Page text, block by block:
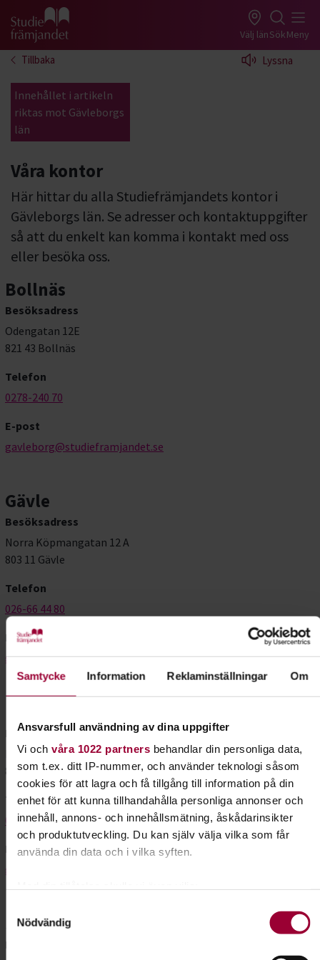
Samtycke Information Reklaminställningar Om
Ansvarsfull användning av dina uppgifter
Vi och våra 1022 partnersbehandlar din personliga data,
som t.ex. ditt IP-nummer, och använder teknologi såsom
cookies för att lagra och få tillgång till information på din
enhet för att kunna tillhandahålla personliga annonser och
innehåll, annons- och innehållsmätning, åskådarinsikter
och produktutveckling. Du kan själv välja vilka som får
använda din data och i vilka syften.
kan ha en noggrannhet på upp till flera meter
Nödvändig
Gå till studiefrämjandets startsida Välj länSökMeny
Tillbaka Lyssna
Innehållet i artikeln
riktas mot Gävleborgs
län
Våra kontor
Här hittar du alla Studiefrämjandets kontor i
Gävleborgs län. Se adresser och kontaktuppgifter
så att du enkelt kan komma i kontakt med oss
eller besöka oss.
Bollnäs
Besöksadress
Odengatan 12E
821 43 Bollnäs
Telefon
0278-240 70
E-post
gavleborg@studieframjandet.se
Gävle
Besöksadress
Norra Köpmangatan 12 A
803 11 Gävle
Telefon
026-66 44 80
E-post
gavleborg@studieframjandet.se
Besöksadress
Magasinsgatan 2A
824 45 Hudiksvall
Telefon
0650-189 40
E-post
gavleborg@studieframjandet.se
Sandviken
Besöksadress